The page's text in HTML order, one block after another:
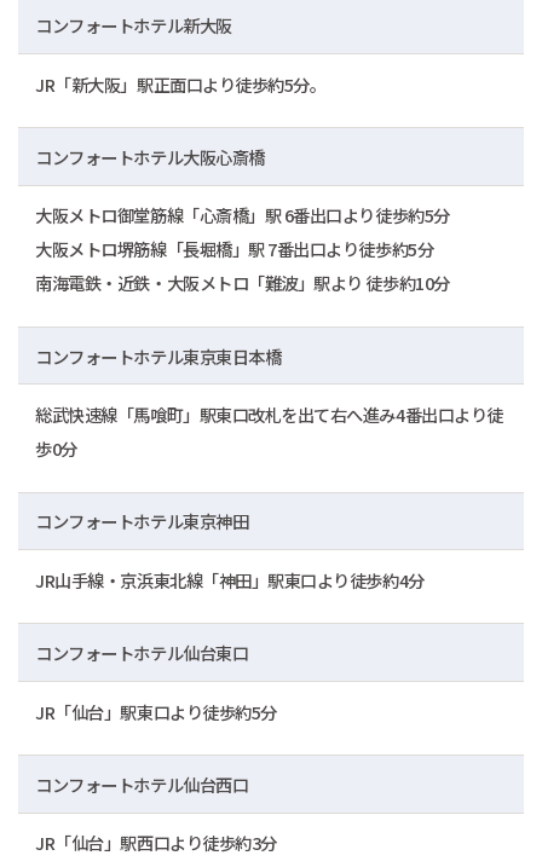
コンフォートホテル新大阪
JR「新大阪」駅正面口より徒歩約5分。
コンフォートホテル大阪心斎橋
大阪メトロ御堂筋線「心斎橋」駅 6番出口より徒歩約5分
大阪メトロ堺筋線「長堀橋」駅 7番出口より徒歩約5分
南海電鉄・近鉄・大阪メトロ「難波」駅より 徒歩約10分
コンフォートホテル東京東日本橋
総武快速線「馬喰町」駅東口改札を出て右へ進み4番出口より徒
歩0分
コンフォートホテル東京神田
JR山手線・京浜東北線「神田」駅東口より徒歩約4分
コンフォートホテル仙台東口
JR「仙台」駅東口より徒歩約5分
コンフォートホテル仙台西口
JR「仙台」駅西口より徒歩約3分